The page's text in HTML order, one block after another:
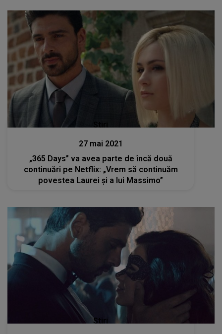
27 mai 2021
„365 Days” va avea parte de încă două
continuări pe Netflix: „Vrem să continuăm
povestea Laurei și a lui Massimo”
Stiri